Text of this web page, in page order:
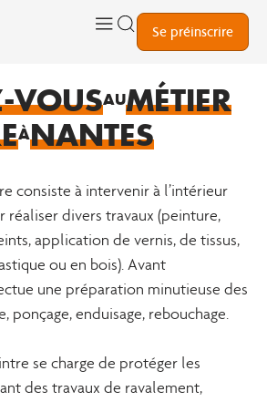
Se préinscrire
VOUSAUMÉTIER
ÀNANTES
consiste à intervenir à l’intérieur
réaliser divers travaux (peinture,
application de vernis, de tissus,
ou en bois). Avant
une préparation minutieuse des
ponçage, enduisage, rebouchage.
se charge de protéger les
des travaux de ravalement,